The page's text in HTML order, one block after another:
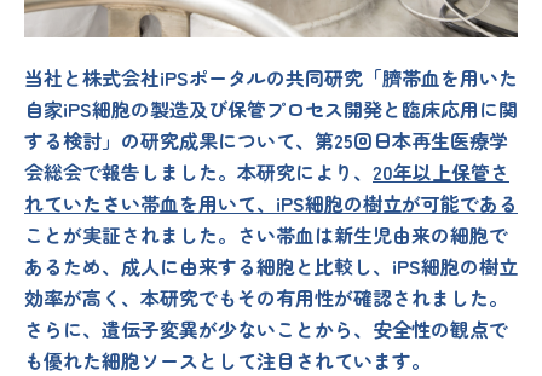
当社と株式会社iPSポータルの共同研究「臍帯血を用いた
自家iPS細胞の製造及び保管プロセス開発と臨床応用に関
する検討」の研究成果について、第25回日本再生医療学
会総会で報告しました。本研究により、 20年以上保管さ
れていたさい帯血を用いて、 iPS細胞の樹立が可能である
ことが実証されました。さい帯血は新生児由来の細胞で
あるため、成人に由来する細胞と比較し、iPS細胞の樹立
効率が高く、本研究でもその有用性が確認されました。
さらに、遺伝子変異が少ないことから、安全性の観点で
も優れた細胞ソースとして注目されています。